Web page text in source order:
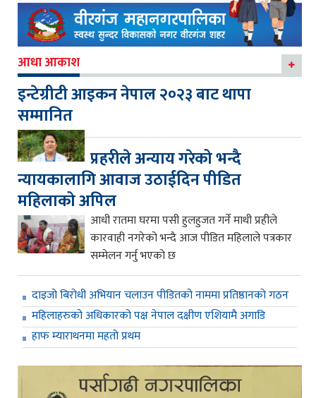
आधा आकाश
इन्टेग्रीटी आइकन नेपाल २०२३ बाट थापा
सम्मानित
प्रहरीले अन्याय गरेको भन्दै
न्यायकालागि आवाज उठाईदिन पीडित
महिलाको अपिल
आधी रातमा घरमा पसी हुलहुजत गर्ने माथी प्रहीले
कारवाही नगरेको भन्दै आज पीडित महिलाले पत्रकार
सम्मेलन गर्नु भएको छ
दाइजो बिरोधी अभियान चलाउन पीडितको नाममा प्रतिष्ठानको गठन
महिलाहरुको अधिकारको पक्ष नेपाल दक्षीण एशियामै अगाडि
हाफ म्याराथनमा महतो प्रथम